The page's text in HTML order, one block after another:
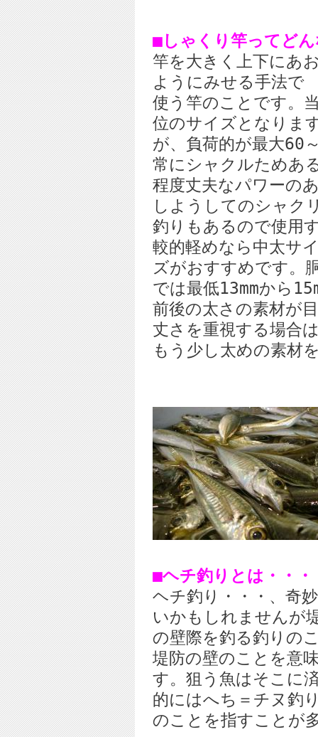
■しゃくり竿ってど
竿を大きく上下にあ
ようにみせる手法で
使う竿のことです。
位のサイズとなりま
が、負荷的が最大60
常にシャクルためあ
程度丈夫なパワーの
しようしてのシャク
釣りもあるので使用
較的軽めなら中太サ
ズがおすすめです。
では最低13mmから
前後の太さの素材が
丈さを重視する場合
もう少し太めの素材
■ヘチ釣りとは・・・
ヘチ釣り・・・、奇
いかもしれませんが
の壁際を釣る釣りの
堤防の壁のことを意
す。狙う魚はそこに
的にはへち＝チヌ釣
のことを指すことが